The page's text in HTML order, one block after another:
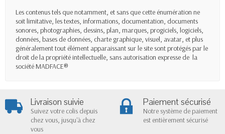
Les contenus tels que notamment, et sans que cette énumération ne
soit limitative, les textes, informations, documentation, documents
sonores, photographies, dessins, plan, marques, progiciels, logiciels,
données, bases de données, charte graphique, visuel, avatar, et plus
généralement tout élément apparaissant sur le site sont protégés par le
droit de la propriété intellectuelle, sans autorisation expresse de la
société MADFACE®
Livraison suivie
Suivez votre colis depuis
chez vous, jusqu'à chez
vous
Paiement sécurisé
Notre système de paiement
est entièrement sécurisé